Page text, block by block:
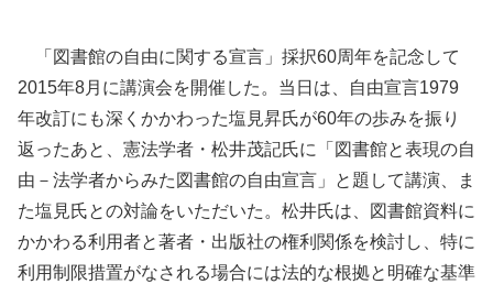
「図書館の自由に関する宣言」採択60周年を記念して
2015年8月に講演会を開催した。当日は、自由宣言1979
年改訂にも深くかかわった塩見昇氏が60年の歩みを振り
返ったあと、憲法学者・松井茂記氏に「図書館と表現の自
由－法学者からみた図書館の自由宣言」と題して講演、ま
た塩見氏との対論をいただいた。松井氏は、図書館資料に
かかわる利用者と著者・出版社の権利関係を検討し、特に
利用制限措置がなされる場合には法的な根拠と明確な基準